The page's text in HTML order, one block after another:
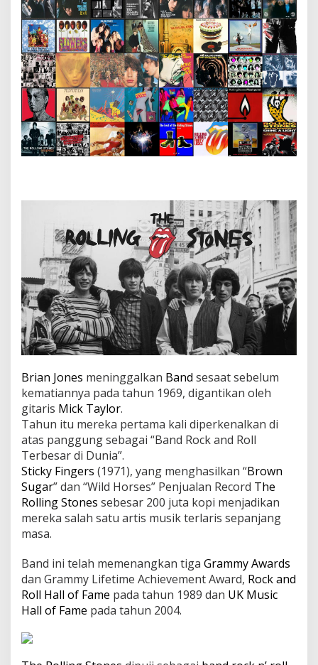
Brian Jones meninggalkan Band sesaat sebelum
kematiannya pada tahun 1969, digantikan oleh
gitaris Mick Taylor.
Tahun itu mereka pertama kali diperkenalkan di
atas panggung sebagai “Band Rock and Roll
Terbesar di Dunia”.
Sticky Fingers (1971), yang menghasilkan “Brown
Sugar” dan “Wild Horses” Penjualan Record The
Rolling Stones sebesar 200 juta kopi menjadikan
mereka salah satu artis musik terlaris sepanjang
masa.
Band ini telah memenangkan tiga Grammy Awards
dan Grammy Lifetime Achievement Award, Rock and
Roll Hall of Fame pada tahun 1989 dan UK Music
Hall of Fame pada tahun 2004.